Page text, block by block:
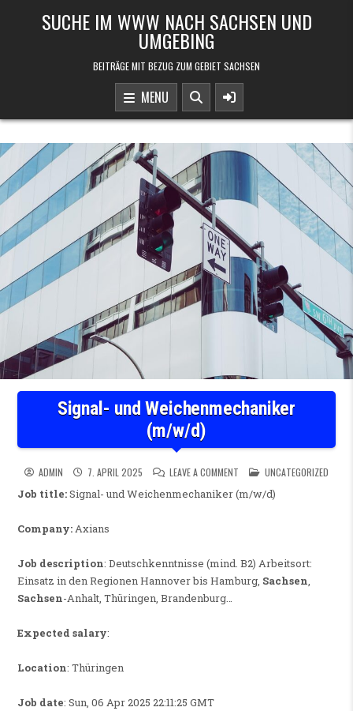
SUCHE IM WWW NACH SACHSEN UND
UMGEBING
BEITRÄGE MIT BEZUG ZUM GEBIET SACHSEN
MENU
Signal- und Weichenmechaniker
(m/w/d)
ADMIN 7. APRIL 2025 LEAVE A COMMENT ON SIGNAL- UND
POSTED IN
UNCATEGORIZED
Job title:Signal- und Weichenmechaniker (m/w/d)
Company:Axians
Job description: Deutschkenntnisse (mind. B2) Arbeitsort:
Einsatz in den Regionen Hannover bis Hamburg, Sachsen,
Sachsen-Anhalt, Thüringen, Brandenburg…
Expected salary:
Location: Thüringen
Job date: Sun, 06 Apr 2025 22:11:25 GMT